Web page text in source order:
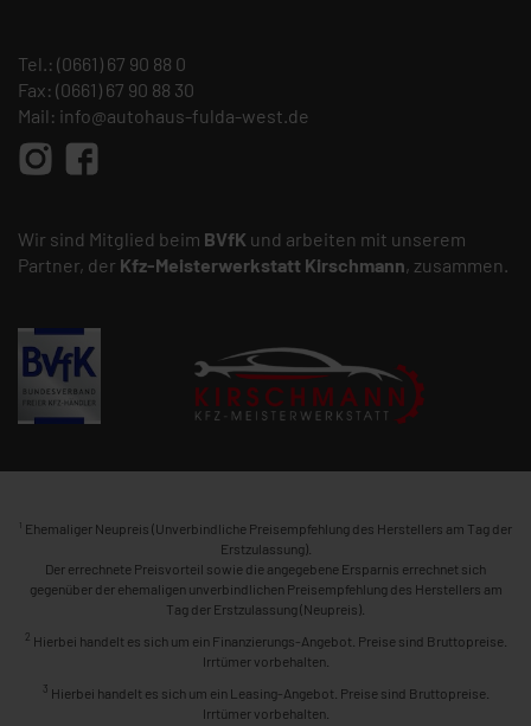
Tel.: (0661) 67 90 88 0
Fax: (0661) 67 90 88 30
Mail: info@autohaus-fulda-west.de
Wir sind Mitglied beim BVfK und arbeiten mit unserem
Partner, der Kfz-Meisterwerkstatt Kirschmann, zusammen.
1 Ehemaliger Neupreis (Unverbindliche Preisempfehlung des Herstellers am Tag der
Erstzulassung).
Der errechnete Preisvorteil sowie die angegebene Ersparnis errechnet sich
gegenüber der ehemaligen unverbindlichen Preisempfehlung des Herstellers am
Tag der Erstzulassung (Neupreis).
2 Hierbei handelt es sich um ein Finanzierungs-Angebot. Preise sind Bruttopreise.
Irrtümer vorbehalten.
3 Hierbei handelt es sich um ein Leasing-Angebot. Preise sind Bruttopreise.
Irrtümer vorbehalten.